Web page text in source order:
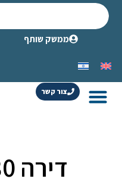
ממשק שותף
צור קשר
דירה 130 אתונה